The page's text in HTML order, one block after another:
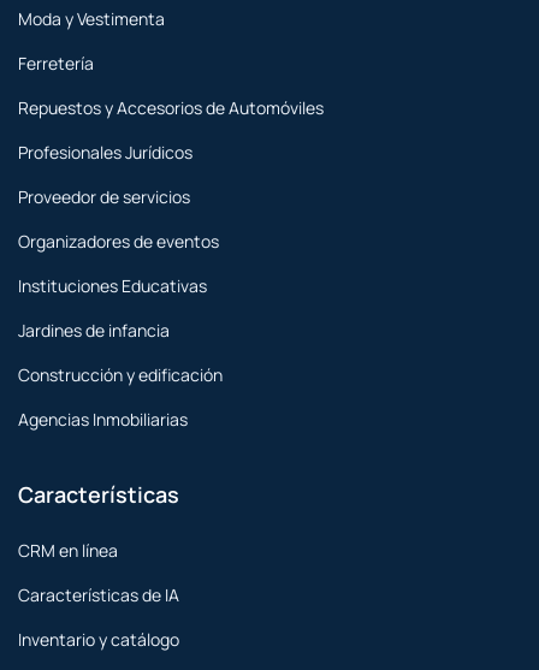
Moda y Vestimenta
Ferretería
Repuestos y Accesorios de Automóviles
Profesionales Jurídicos
Proveedor de servicios
Organizadores de eventos
Instituciones Educativas
Jardines de infancia
Construcción y edificación
Agencias Inmobiliarias
Características
CRM en línea
Características de IA
Inventario y catálogo